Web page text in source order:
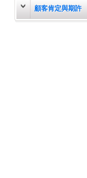
顧客肯定與期許